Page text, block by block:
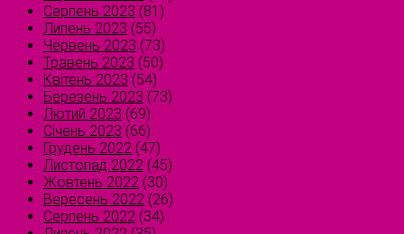
Серпень 2023 (81)
Липень 2023 (55)
Червень 2023 (73)
Травень 2023 (50)
Квітень 2023 (54)
Березень 2023 (73)
Лютий 2023 (69)
Січень 2023 (66)
Грудень 2022 (47)
Листопад 2022 (45)
Жовтень 2022 (30)
Вересень 2022 (26)
Серпень 2022 (34)